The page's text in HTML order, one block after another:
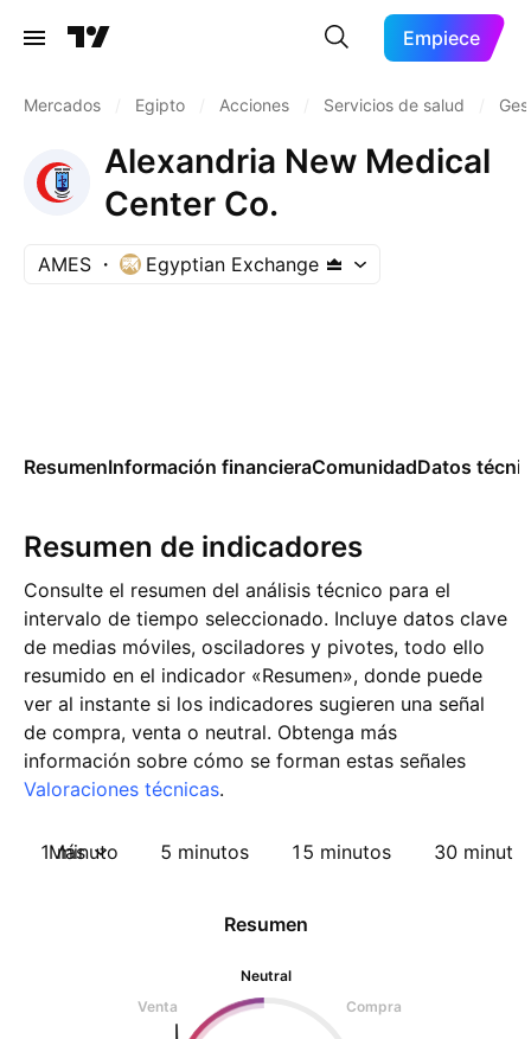
Empiece
Mercados Egipto Acciones Servicios de salud
Alexandria New Medical
Center Co.
AMES Egyptian Exchange
ResumenInformación financieraComunidadDatos
Resumen de indicadores
Consulte el resumen del análisis técnico para el
intervalo de tiempo seleccionado. Incluye datos clave
de medias móviles, osciladores y pivotes, todo ello
resumido en el indicador «Resumen», donde puede
ver al instante si los indicadores sugieren una señal
de compra, venta o neutral. Obtenga más
información sobre cómo se forman estas señales
Valoraciones técnicas.
1 minuto 5 minutos 15 minutos 30
Más
Resumen
Neutral
Venta
Compra